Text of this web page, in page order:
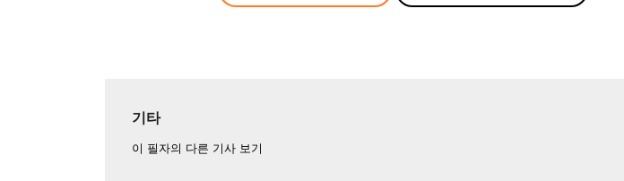
기타
이 필자의 다른 기사 보기